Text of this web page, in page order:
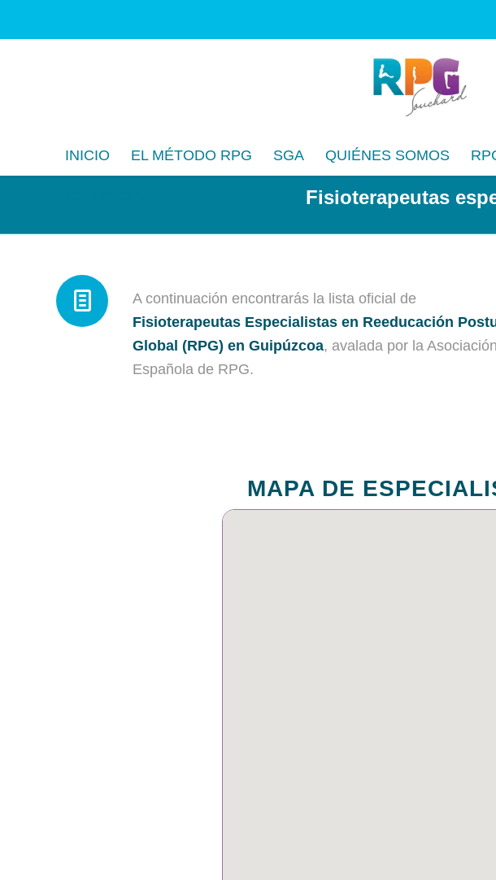
INICIO EL MÉTODO RPG SGA QUIÉNES SOMOS
Fisioterapeutas
A continuación encontrarás la lista oficial de
Fisioterapeutas Especialistas en Reeducación
Global (RPG) en Guipúzcoa, avalada por la Asociación
Española de RPG.
MAPA DE